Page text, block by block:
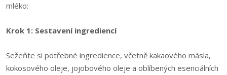
mléko:
Krok 1: Sestavení ingrediencí
Sežeňte si potřebné ingredience, včetně kakaového másla,
kokosového oleje, jojobového oleje a oblíbených esenciálních